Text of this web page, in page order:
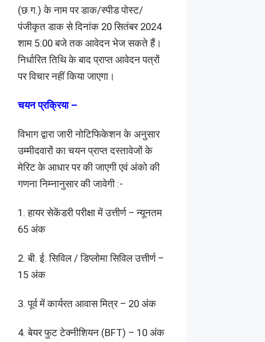
(छ.ग.) के नाम पर डाक/स्पीड पोस्ट/
पंजीकृत डाक से दिनांक 20 सितंबर 2024
शाम 5:00 बजे तक आवेदन भेज सकते हैं।
निर्धारित तिथि के बाद प्राप्त आवेदन पत्रों
पर विचार नहीं किया जाएगा।
चयन प्रक्रिया –
विभाग द्वारा जारी नोटिफिकेशन के अनुसार
उम्मीदवारों का चयन प्राप्त दस्तावेजों के
मेरिट के आधार पर की जाएगी एवं अंको की
गणना निम्नानुसार की जावेगी :-
1. हायर सेकेंडरी परीक्षा में उत्तीर्ण – न्यूनतम
65 अंक
2. बी. ई. सिविल / डिप्लोमा सिविल उत्तीर्ण –
15 अंक
3. पूर्व में कार्यरत आवास मित्र – 20 अंक
4. बेयर फुट टेक्नीशियन (BFT) – 10 अंक